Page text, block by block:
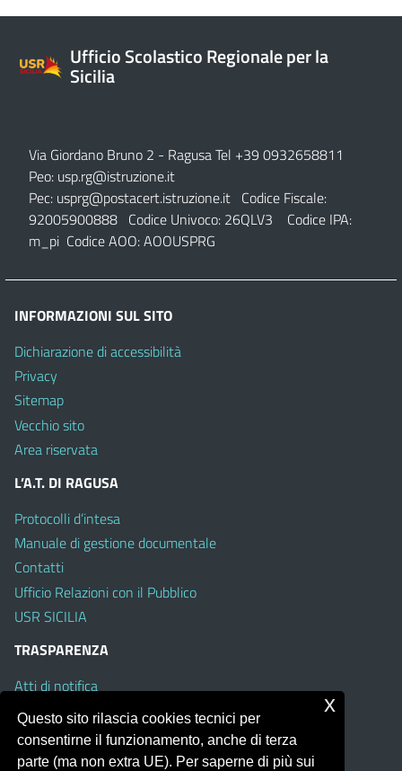
Ufficio Scolastico Regionale per la
Sicilia
Via Giordano Bruno 2 - Ragusa Tel +39 0932658811
Peo: usp.rg@istruzione.it
Pec: usprg@postacert.istruzione.it Codice Fiscale:
92005900888 Codice Univoco: 26QLV3 Codice IPA:
m_pi Codice AOO: AOOUSPRG
INFORMAZIONI SUL SITO
Dichiarazione di accessibilità
Privacy
Sitemap
Vecchio sito
Area riservata
L’A.T. DI RAGUSA
Protocolli d’intesa
Manuale di gestione documentale
Contatti
Ufficio Relazioni con il Pubblico
USR SICILIA
TRASPARENZA
Atti di notifica
Albo on line
Amministrazione Trasparente
Obiettivi di Accessibilità
Questo sito rilascia cookies tecnici per
consentirne il funzionamento, anche di terza
parte (ma non extra UE). Per saperne di più sui
x